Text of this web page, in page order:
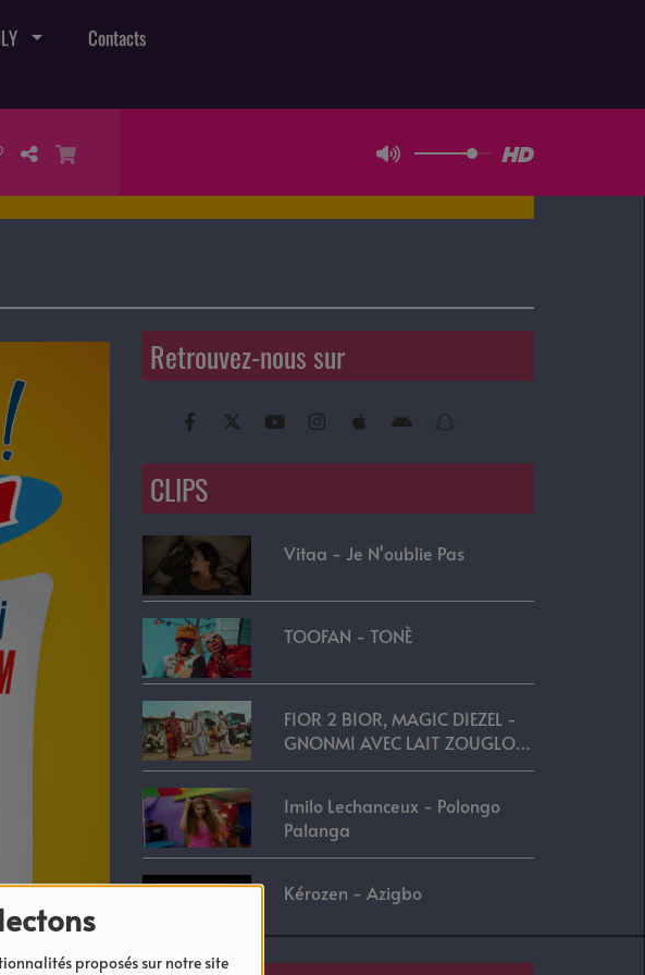
proposés sur notre site
Contacts
Retrouvez-nous sur
CLIPS
Vitaa - Je N'oublie Pas
TOOFAN - TONÈ
FIOR 2 BIOR, MAGIC DIEZEL -
GNONMI AVEC LAIT ZOUGLOU
REMIX
Imilo Lechanceux - Polongo
Palanga
Kérozen - Azigbo